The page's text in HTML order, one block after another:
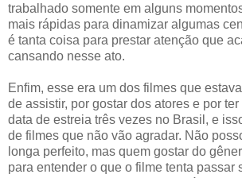
trabalhado somente em alguns
mais rápidas para dinamizar algumas
é tanta coisa para prestar atenção que
cansando nesse ato.
Enfim, esse era um dos filmes que
de assistir, por gostar dos atores e por
data de estreia três vezes no Brasil, e
de filmes que não vão agradar. Não
longa perfeito, mas quem gostar do
para entender o que o filme tenta passar